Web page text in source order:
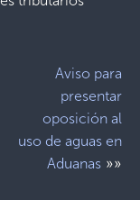
Aviso para
presentar
oposición al
uso de aguas en
Aduanas»»